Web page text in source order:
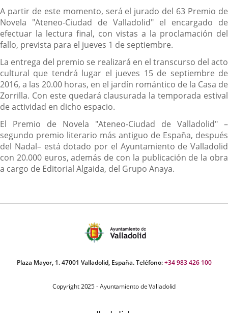
A partir de este momento, será el jurado del 63 Premio de
Novela "Ateneo-Ciudad de Valladolid" el encargado de
efectuar la lectura final, con vistas a la proclamación del
fallo, prevista para el jueves 1 de septiembre.
La entrega del premio se realizará en el transcurso del acto
cultural que tendrá lugar el jueves 15 de septiembre de
2016, a las 20.00 horas, en el jardín romántico de la Casa de
Zorrilla. Con este quedará clausurada la temporada estival
de actividad en dicho espacio.
El Premio de Novela "Ateneo-Ciudad de Valladolid" –
segundo premio literario más antiguo de España, después
del Nadal– está dotado por el Ayuntamiento de Valladolid
con 20.000 euros, además de con la publicación de la obra
a cargo de Editorial Algaida, del Grupo Anaya.
Plaza Mayor, 1. 47001 Valladolid, España. Teléfono:+34 983 426 100
Copyright 2025 - Ayuntamiento de Valladolid